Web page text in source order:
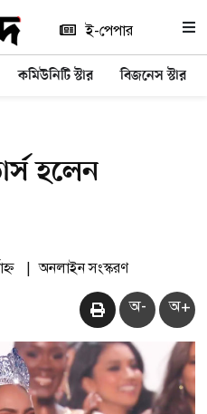
ই-পেপার
কমিউনিটি স্টার বিজনেস স্টার
হলেন
অনলাইন সংস্করণ
অ- অ+